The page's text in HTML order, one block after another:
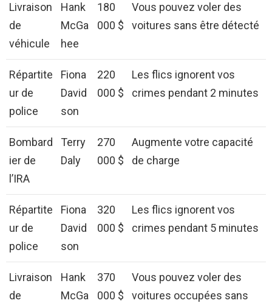
Livraison
de
véhicule
Hank
McGa
hee
180
000 $
Vous pouvez voler des
voitures sans être détecté
Répartite
ur de
police
Fiona
David
son
220
000 $
Les flics ignorent vos
crimes pendant 2 minutes
Bombard
ier de
l’IRA
Terry
Daly
270
000 $
Augmente votre capacité
de charge
Répartite
ur de
police
Fiona
David
son
320
000 $
Les flics ignorent vos
crimes pendant 5 minutes
Livraison
de
Hank
McGa
370
000 $
Vous pouvez voler des
voitures occupées sans